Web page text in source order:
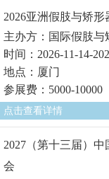
2026亚洲假肢与矫
主办方：国际假肢与
时间：2026-11-14-
地点：厦门
参展费：5000-10000
点击查看详情
2027（第十三届）
会